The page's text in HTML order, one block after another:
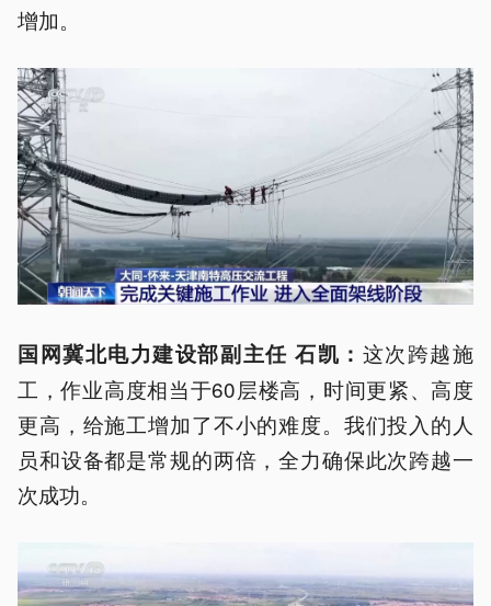
增加。
国网冀北电力建设部副主任 石凯： 这次跨越施
工，作业高度相当于60层楼高，时间更紧、高度
更高，给施工增加了不小的难度。我们投入的人
员和设备都是常规的两倍，全力确保此次跨越一
次成功。